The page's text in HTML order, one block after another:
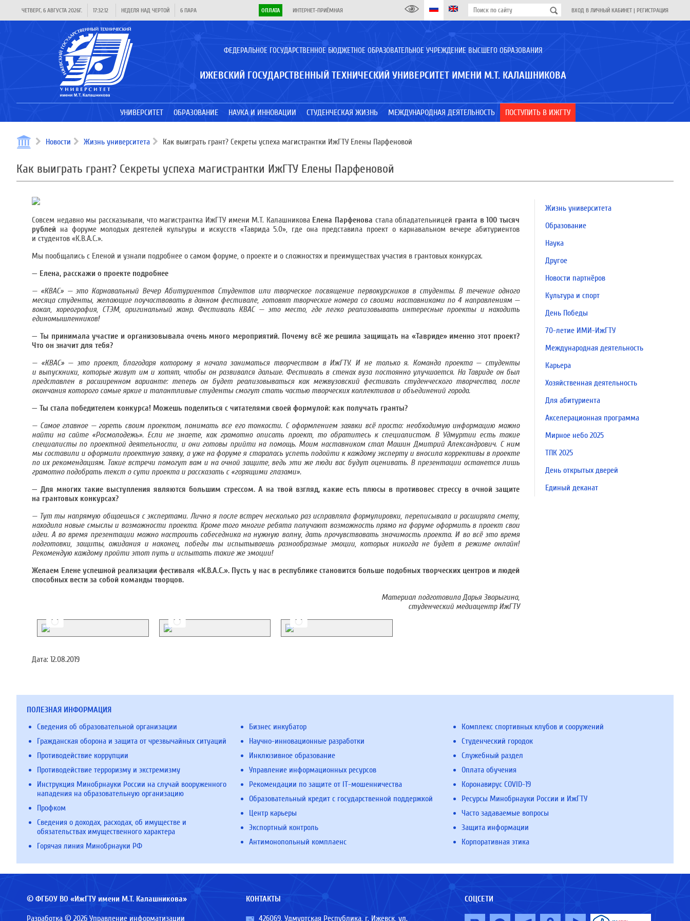
ЧЕТВЕРГ, 6 АВГУСТА 2026Г. 17:32:13 НЕДЕЛЯ НАД ЧЕРТОЙ 6 ПАРА ОПЛАТА ИНТЕРНЕТ-ПРИЁМНАЯ ВХОД В ЛИЧНЫЙ КАБИНЕТ | РЕГИСТРАЦИЯ
ФЕДЕРАЛЬНОЕ ГОСУДАРСТВЕННОЕ БЮДЖЕТНОЕ ОБРАЗОВАТЕЛЬНОЕ УЧРЕЖДЕНИЕ ВЫСШЕГО ОБРАЗОВАНИЯ
ИЖЕВСКИЙ ГОСУДАРСТВЕННЫЙ ТЕХНИЧЕСКИЙ УНИВЕРСИТЕТ ИМЕНИ М.Т. КАЛАШНИКОВА
УНИВЕРСИТЕТ ОБРАЗОВАНИЕ НАУКА И ИННОВАЦИИ СТУДЕНЧЕСКАЯ ЖИЗНЬ МЕЖДУНАРОДНАЯ ДЕЯТЕЛЬНОСТЬ ПОСТУПИТЬ В ИЖГТУ
Новости Жизнь университета Как выиграть грант? Секреты успеха магистрантки ИжГТУ Елены Парфеновой
Как выиграть грант? Секреты успеха магистрантки ИжГТУ Елены Парфеновой
Совсем недавно мы рассказывали, что магистрантка ИжГТУ имени М.Т. Калашникова Елена Парфенова стала обладательницей гранта в 100 тысяч
рублей на форуме молодых деятелей культуры и искусств «Таврида 5.0», где она представила проект о карнавальном вечере абитуриентов
и студентов «К.В.А.С.».
Мы пообщались с Еленой и узнали подробнее о самом форуме, о проекте и о сложностях и преимуществах участия в грантовых конкурсах.
— Елена, расскажи о проекте подробнее
— «КВАС» — это Карнавальный Вечер Абитуриентов Студентов или творческое посвящение первокурсников в студенты. В течение одного
месяца студенты, желающие поучаствовать в данном фестивале, готовят творческие номера со своими наставниками по 4 направлениям —
вокал, хореография, СТЭМ, оригинальный жанр. Фестиваль КВАС — это место, где легко реализовывать интересные проекты и находить
единомышленников!
— Ты принимала участие и организовывала очень много мероприятий. Почему всё же решила защищать на «Тавриде» именно этот проект?
Что он значит для тебя?
— «КВАС» — это проект, благодаря которому я начала заниматься творчеством в ИжГТУ. И не только я. Команда проекта — студенты
и выпускники, которые живут им и хотят, чтобы он развивался дальше. Фестиваль в стенах вуза постоянно улучшается. На Тавриде он был
представлен в расширенном варианте: теперь он будет реализовываться как межвузовский фестиваль студенческого творчества, после
окончания которого самые яркие и талантливые студенты смогут стать частью творческих коллективов и объединений города.
— Ты стала победителем конкурса! Можешь поделиться с читателями своей формулой: как получать гранты?
— Самое главное — гореть своим проектом, понимать все его тонкости. С оформлением заявки всё просто: необходимую информацию можно
найти на сайте «Росмолодежь». Если не знаете, как грамотно описать проект, то обратитесь к специалистам. В Удмуртии есть такие
специалисты по проектной деятельности, и они готовы прийти на помощь. Моим наставником стал Машин Дмитрий Александрович. С ним
мы составили и оформили проектную заявку, а уже на форуме я старалась успеть подойти к каждому эксперту и вносила коррективы в проекте
по их рекомендациям. Такие встречи помогут вам и на очной защите, ведь эти же люди вас будут оценивать. В презентации останется лишь
грамотно подобрать текст о сути проекта и рассказать с «горящими глазами».
— Для многих такие выступления являются большим стрессом. А на твой взгляд, какие есть плюсы в противовес стрессу в очной защите
на грантовых конкурсах?
— Тут ты напрямую общаешься с экспертами. Лично я после встреч несколько раз исправляла формулировки, переписывала и расширяла смету,
находила новые смыслы и возможности проекта. Кроме того многие ребята получают возможность прямо на форуме оформить в проект свои
идеи. А во время презентации можно настроить собеседника на нужную волну, дать прочувствовать значимость проекта. И во всё это время
подготовки, защиты, ожидания и наконец, победы ты испытываешь разнообразные эмоции, которых никогда не будет в режиме онлайн!
Рекомендую каждому пройти этот путь и испытать такие же эмоции!
Желаем Елене успешной реализации фестиваля «К.В.А.С.». Пусть у нас в республике становится больше подобных творческих центров и людей
способных вести за собой команды творцов.
Материал подготовила Дарья Зворыгина,
студенческий медиацентр ИжГТУ
Дата: 12.08.2019
Жизнь университета
Образование
Наука
Другое
Новости партнёров
Культура и спорт
День Победы
70-летие ИМИ-ИжГТУ
Международная деятельность
Карьера
Хозяйственная деятельность
Для абитуриента
Акселерационная программа
Мирное небо 2025
ТПК 2025
День открытых дверей
Единый деканат
ПОЛЕЗНАЯ ИНФОРМАЦИЯ
Сведения об образовательной организации
Гражданская оборона и защита от чрезвычайных ситуаций
Противодействие коррупции
Противодействие терроризму и экстремизму
Инструкция Минобрнауки России на случай вооруженного
нападения на образовательную организацию
Профком
Сведения о доходах, расходах, об имуществе и
обязательствах имущественного характера
Горячая линия Минобрнауки РФ
Бизнес инкубатор
Научно-инновационные разработки
Инклюзивное образование
Управление информационных ресурсов
Рекомендации по защите от IT-мошенничества
Образовательный кредит с государственной поддержкой
Центр карьеры
Экспортный контроль
Антимонопольный комплаенс
Комплекс спортивных клубов и сооружений
Студенческий городок
Служебный раздел
Оплата обучения
Коронавирус COVID-19
Ресурсы Минобрнауки России и ИжГТУ
Часто задаваемые вопросы
Защита информации
Корпоративная этика
© ФГБОУ ВО «ИжГТУ имени М.Т. Калашникова»
Разработка © 2026 Управление информатизации
КОНТАКТЫ
426069, Удмуртская Республика, г. Ижевск, ул.
СОЦСЕТИ